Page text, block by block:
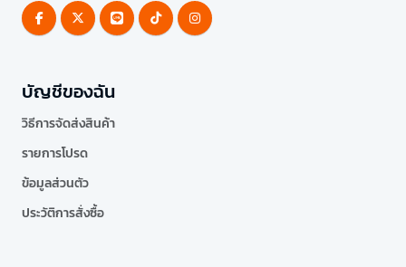
บัญชีของฉัน
วิธีการจัดส่งสินค้า
รายการโปรด
ข้อมูลส่วนตัว
ประวัติการสั่งซื้อ